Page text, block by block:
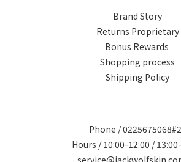
Brand Story
Returns Proprietary
Bonus Rewards
Shopping process
Shipping Policy
Phone /
Hours / 10:00-12:00 /